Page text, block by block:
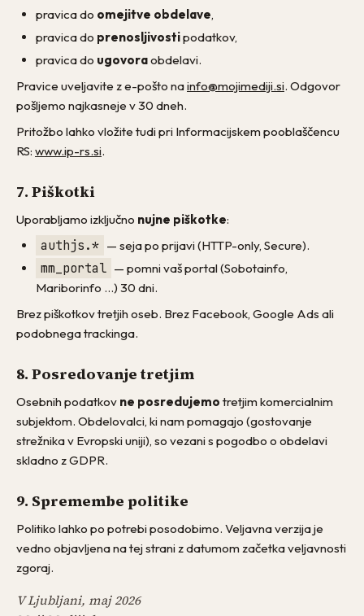
pravica do omejitve obdelave,
pravica do prenosljivostipodatkov,
pravica do ugovoraobdelavi.
Pravice uveljavite z e-pošto nainfo@mojimediji.si. Odgovor
pošljemo najkasneje v 30 dneh.
Pritožbo lahko vložite tudi pri Informacijskem pooblaščencu
RS: www.ip-rs.si.
7. Piškotki
Uporabljamo izključno nujne piškotke:
authjs.* — seja po prijavi (HTTP-only, Secure).
mm_portal — pomni vaš portal (Sobotainfo,
Mariborinfo …) 30 dni.
Brez piškotkov tretjih oseb. Brez Facebook, Google Ads ali
podobnega trackinga.
8. Posredovanje tretjim
Osebnih podatkov ne posredujemo tretjim komercialnim
subjektom. Obdelovalci, ki nam pomagajo (gostovanje
strežnika v Evropski uniji), so vezani s pogodbo o obdelavi
skladno z GDPR.
9. Spremembe politike
Politiko lahko po potrebi posodobimo. Veljavna verzija je
vedno objavljena na tej strani z datumom začetka veljavnosti
zgoraj.
V Ljubljani, maj 2026